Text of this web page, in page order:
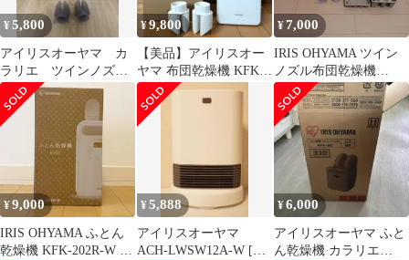
¥5,800
アイリスオーヤマ カ
ラリエ ツインノズル
KFK-W1-WP 2019年製
¥9,800
【美品】アイリスオー
ヤマ 布団乾燥機 KFK-
402-W ホワイト 2025
年製
¥7,000
IRIS OHYAMA ツイン
ノズル布団乾燥機
AZKFK-202-W
¥9,000
IRIS OHYAMA ふとん
乾燥機 KFK-202R-W ア
¥5,888
アイリスオーヤマ
ACH-LWSW12A-W [ホ
¥6,000
アイリスオーヤマ ふと
ん乾燥機 カラリエ